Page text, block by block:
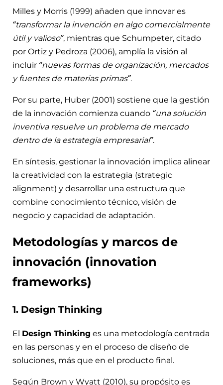
Milles y Morris (1999) añaden que innovar es
“transformar la invención en algo comercialmente
útil y valioso”, mientras que Schumpeter, citado
por Ortiz y Pedroza (2006), amplía la visión al
incluir “nuevas formas de organización, mercados
y fuentes de materias primas”.
Por su parte, Huber (2001) sostiene que la gestión
de la innovación comienza cuando “una solución
inventiva resuelve un problema de mercado
dentro de la estrategia empresarial”.
En síntesis, gestionar la innovación implica alinear
la creatividad con la estrategia (strategic
alignment) y desarrollar una estructura que
combine conocimiento técnico, visión de
negocio y capacidad de adaptación.
Metodologías y marcos de
innovación (innovation
frameworks)
1. Design Thinking
El Design Thinking es una metodología centrada
en las personas y en el proceso de diseño de
soluciones, más que en el producto final.
Según Brown y Wyatt (2010), su propósito es